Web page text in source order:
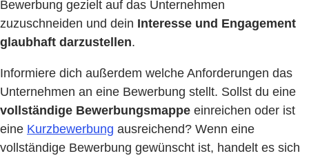
Bewerbung gezielt auf das Unternehmen
zuzuschneiden und dein Interesse und Engagement
glaubhaft darzustellen.
Informiere dich außerdem welche Anforderungen das
Unternehmen an eine Bewerbung stellt. Sollst du eine
vollständige Bewerbungsmappe einreichen oder ist
eine Kurzbewerbung ausreichend? Wenn eine
vollständige Bewerbung gewünscht ist, handelt es sich